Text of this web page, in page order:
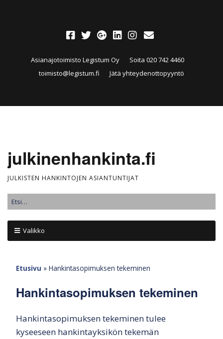
Asianajotoimisto Legistum Oy
Soita 020 742 4460
toimisto@legistum.fi
Jätä yhteydenottopyyntö
julkinenhankinta.fi
JULKISTEN HANKINTOJEN ASIANTUNTIJAT
Valikko
Etusivu » Hankintasopimuksen tekeminen
Hankintasopimuksen tekeminen
Hankintasopimuksen tekeminen tulee
kyseeseen hankintayksikön tekemän